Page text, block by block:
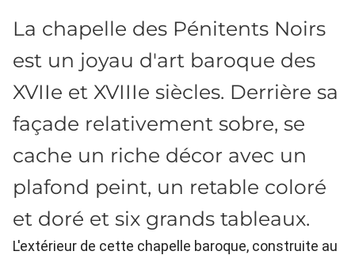
La chapelle des Pénitents Noirs
est un joyau d'art baroque des
XVIIe et XVIIIe siècles. Derrière sa
façade relativement sobre, se
cache un riche décor avec un
plafond peint, un retable coloré
et doré et six grands tableaux.
L'extérieur de cette chapelle baroque, construite au